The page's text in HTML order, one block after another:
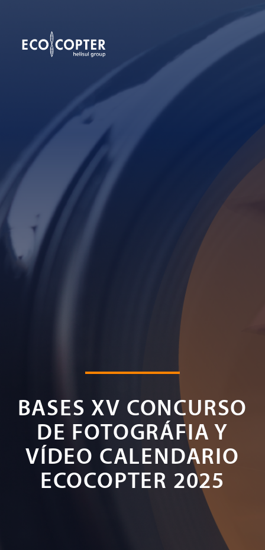
BASES XV CONCURSO
DE FOTOGRÁFIA Y
VÍDEO CALENDARIO
ECOCOPTER 2025